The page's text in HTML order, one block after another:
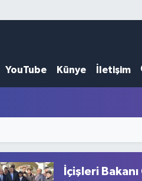
YouTube Künye İletişim
İçişleri